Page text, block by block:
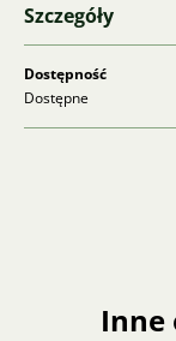
Szczegóły
Dostępność
Dostępne
Inne